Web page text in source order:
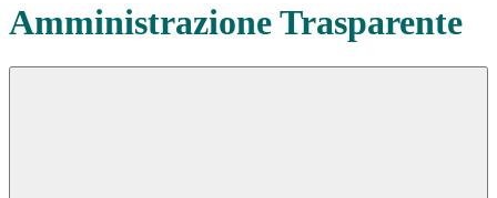
Amministrazione Trasparente